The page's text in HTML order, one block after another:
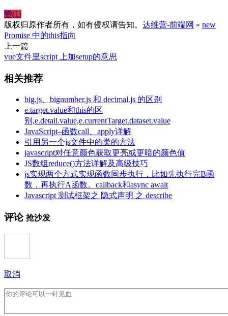
赞(1)
版权归原作者所有，如有侵权请告知。 达维营-前端网 » new
Promise 中的this指向
上一篇
vue文件里script 上加setup的意思
相关推荐
big.js、bignumber.js 和 decimal.js 的区别
e.target.value和this的区
别,e.detail.value,e.currentTarget.dataset.value
JavaScript–函数call、apply详解
引用另一个js文件中的类的方法
javascript对任意颜色获取更亮或更暗的颜色值
JS数组reduce()方法详解及高级技巧
js实现两个方式实现函数同步执行，比如先执行完B函
数，再执行A函数。callback和async await
Javascript 测试框架之 隐式声明 之 describe
评论 抢沙发
取消